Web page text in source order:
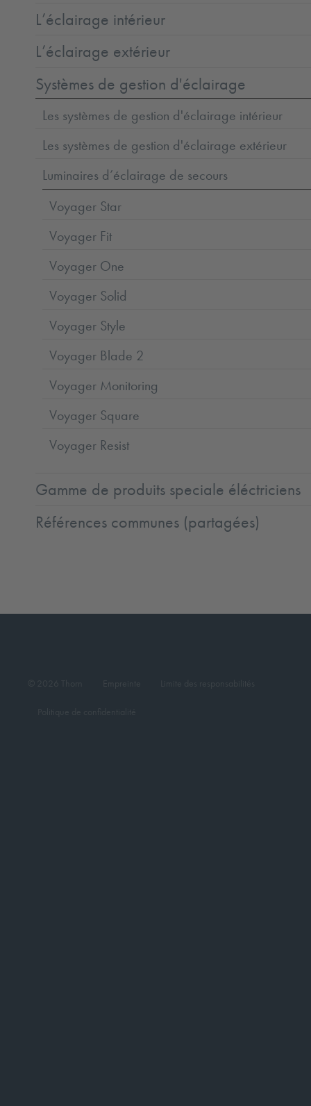
L’éclairage intérieur
L’éclairage extérieur
Systèmes de gestion d'éclairage
Les systèmes de gestion d'éclairage intérieur
Les systèmes de gestion d'éclairage extérieur
Luminaires d’éclairage de secours
Voyager Star
Voyager Fit
Voyager One
Voyager Solid
Voyager Style
Voyager Blade 2
Voyager Monitoring
Voyager Square
Voyager Resist
Gamme de produits speciale éléctriciens
Références communes (partagées)